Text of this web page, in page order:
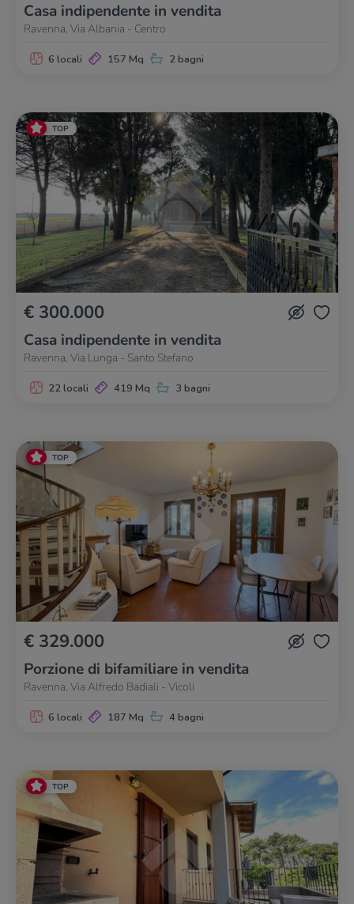
Casa indipendente in vendita
Ravenna, Via Albania - Centro
6 locali 157 Mq 2 bagni
TOP
€ 300.000
Casa indipendente in vendita
Ravenna, Via Lunga - Santo Stefano
22 locali 419 Mq 3 bagni
TOP
€ 329.000
Porzione di bifamiliare in vendita
Ravenna, Via Alfredo Badiali - Vicoli
6 locali 187 Mq 4 bagni
TOP